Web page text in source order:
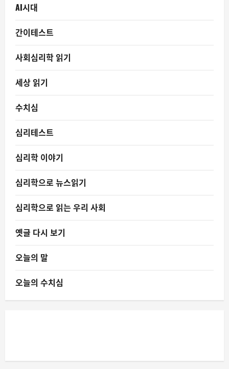
AI시대
간이테스트
사회심리학 읽기
세상 읽기
수치심
심리테스트
심리학 이야기
심리학으로 뉴스읽기
심리학으로 읽는 우리 사회
옛글 다시 보기
오늘의 말
오늘의 수치심